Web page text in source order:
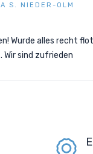
S. NIEDER-OLM
Wurde alles recht
Wir sind zufrieden